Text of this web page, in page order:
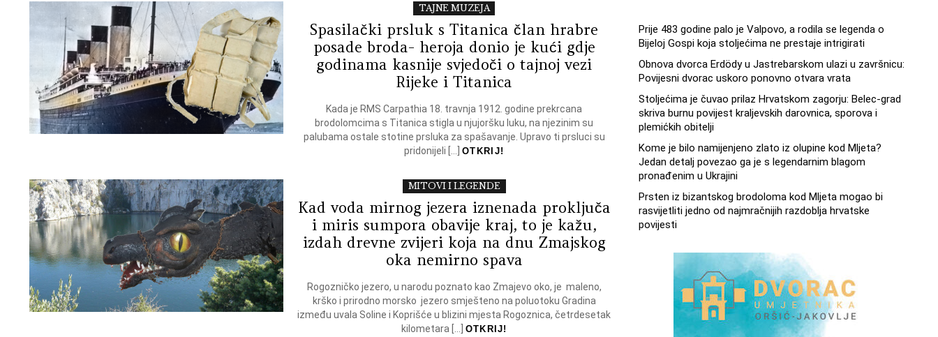
MORE
STORIES
TAJNE MUZEJA
Spasilački prsluk s Titanica član hrabre
posade broda- heroja donio je kući gdje
godinama kasnije svjedoči o tajnoj vezi
Rijeke i Titanica
Kada je RMS Carpathia 18. travnja 1912. godine prekrcana
brodolomcima s Titanica stigla u njujoršku luku, na njezinim su
palubama ostale stotine prsluka za spašavanje. Upravo ti prsluci su
pridonijeli […]OTKRIJ!
MITOVI I LEGENDE
Kad voda mirnog jezera iznenada proključa
i miris sumpora obavije kraj, to je kažu,
izdah drevne zvijeri koja na dnu Zmajskog
oka nemirno spava
Rogozničko jezero, u narodu poznato kao Zmajevo oko, je maleno,
krško i prirodno morsko jezero smješteno na poluotoku Gradina
između uvala Soline i Koprišće u blizini mjesta Rogoznica, četrdesetak
kilometara […] OTKRIJ!
Prije 483 godine palo je Valpovo, a rodila se legenda o
Bijeloj Gospi koja stoljećima ne prestaje intrigirati
Obnova dvorca Erdödy u Jastrebarskom ulazi u završnicu:
Povijesni dvorac uskoro ponovno otvara vrata
Stoljećima je čuvao prilaz Hrvatskom zagorju: Belec-grad
skriva burnu povijest kraljevskih darovnica, sporova i
plemićkih obitelji
Kome je bilo namijenjeno zlato iz olupine kod Mljeta?
Jedan detalj povezao ga je s legendarnim blagom
pronađenim u Ukrajini
Prsten iz bizantskog brodoloma kod Mljeta mogao bi
rasvijetliti jedno od najmračnijih razdoblja hrvatske
povijesti